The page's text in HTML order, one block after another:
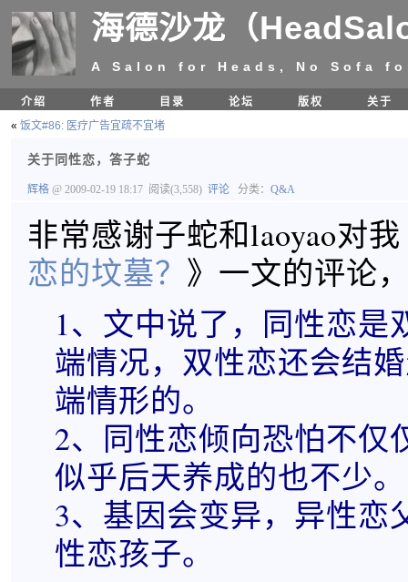
海德沙龙（
A Salon for Heads, No Sofa
介绍 作者 目录 论坛 版权
关于
« 饭文#86: 医疗广告宜疏不宜堵
关于同性恋，答子蛇
辉格 @ 2009-02-19 18:17 阅读(3,558) 评论 分类： Q&A
非常感谢子蛇和laoyao对
恋的坟墓？ 》一文的评论
1、文中说了，同性恋是
端情况，双性恋还会结
端情形的。
2、同性恋倾向恐怕不仅
似乎后天养成的也不少。
3、基因会变异，异性恋
性恋孩子。